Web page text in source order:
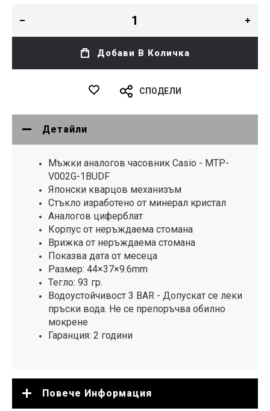
Добави В Количка
СПОДЕЛИ
Детайли
Мъжки аналогов часовник Casio - MTP-
V002G-1BUDF
Японски кварцов механизъм
Стъкло изработено от минерал кристал
Аналогов циферблат
Корпус от неръждаема стомана
Врижка от неръждаема стомана
Показва дата от месеца
Размер: 44×37×9.6mm
Тегло: 93 гр.
Водоустойчивост 3 BAR - Допускат се леки
пръски вода. Не се препоръчва обилно
мокрене
Гаранция: 2 години
Повече Информация